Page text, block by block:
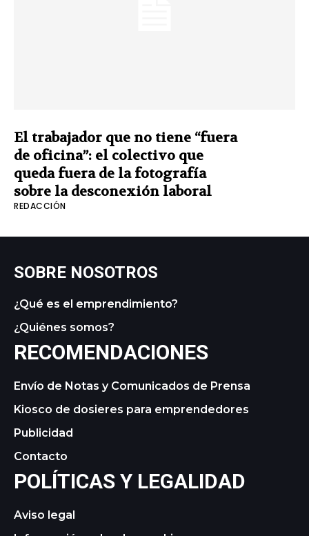
El trabajador que no tiene “fuera
de oficina”: el colectivo que
queda fuera de la fotografía
sobre la desconexión laboral
REDACCIÓN
SOBRE NOSOTROS
¿Qué es el emprendimiento?
¿Quiénes somos?
RECOMENDACIONES
Envío de Notas y Comunicados de Prensa
Kiosco de dosieres para emprendedores
Publicidad
Contacto
POLÍTICAS Y LEGALIDAD
Aviso legal